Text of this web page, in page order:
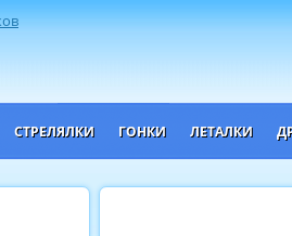
СТРЕЛЯЛКИ ГОНКИ ЛЕТАЛКИ